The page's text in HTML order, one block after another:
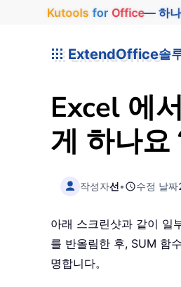
Kutools for Office— 하나
ExtendOffice솔
Excel 에
게 하나요
작성자선• 수정 날짜
아래 스크린샷과 같이 일
를 반올림한 후, SUM 함
명합니다。